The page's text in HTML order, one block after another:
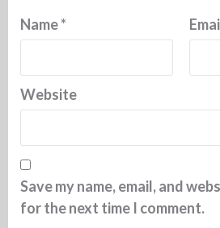
Name*
Website
Save my name, email, and
for the next time I comment.